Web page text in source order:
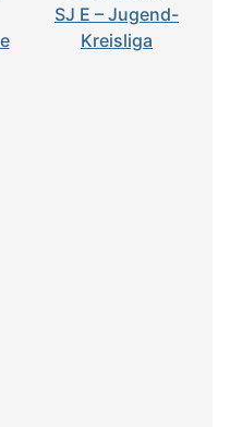
SJ E – Jugend-
Kreisliga